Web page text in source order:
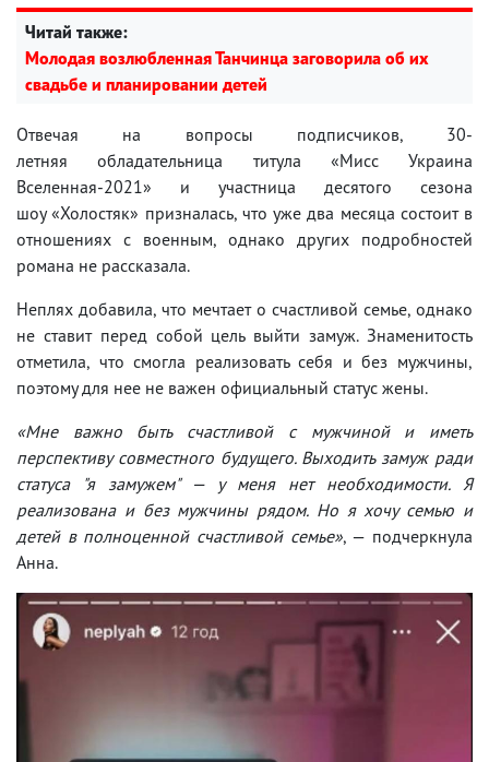
Читай также:
Молодая возлюбленная Танчинца заговорила об их
свадьбе и планировании детей
Отвечая на вопросы подписчиков, 30-
летняя обладательница титула «Мисс Украина
Вселенная-2021» и участница десятого сезона
шоу «Холостяк» призналась, что уже два месяца состоит в
отношениях с военным, однако других подробностей
романа не рассказала.
Неплях добавила, что мечтает о счастливой семье, однако
не ставит перед собой цель выйти замуж. Знаменитость
отметила, что смогла реализовать себя и без мужчины,
поэтому для нее не важен официальный статус жены.
«Мне важно быть счастливой с мужчиной и иметь
перспективу совместного будущего. Выходить замуж ради
статуса "я замужем" — у меня нет необходимости. Я
реализована и без мужчины рядом. Но я хочу семью и
детей в полноценной счастливой семье», — подчеркнула
Анна.